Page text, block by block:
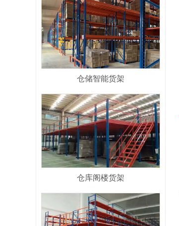
仓储智能货架
仓库阁楼货架